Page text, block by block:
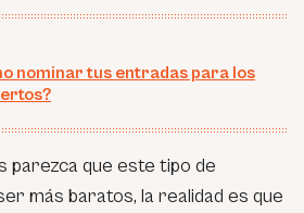
nominar tus entradas para los
parezca que este tipo de
más baratos, la realidad es que